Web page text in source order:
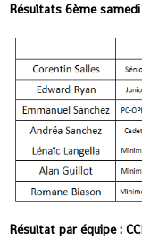
Résultats 6ème
Résultat par équipe :